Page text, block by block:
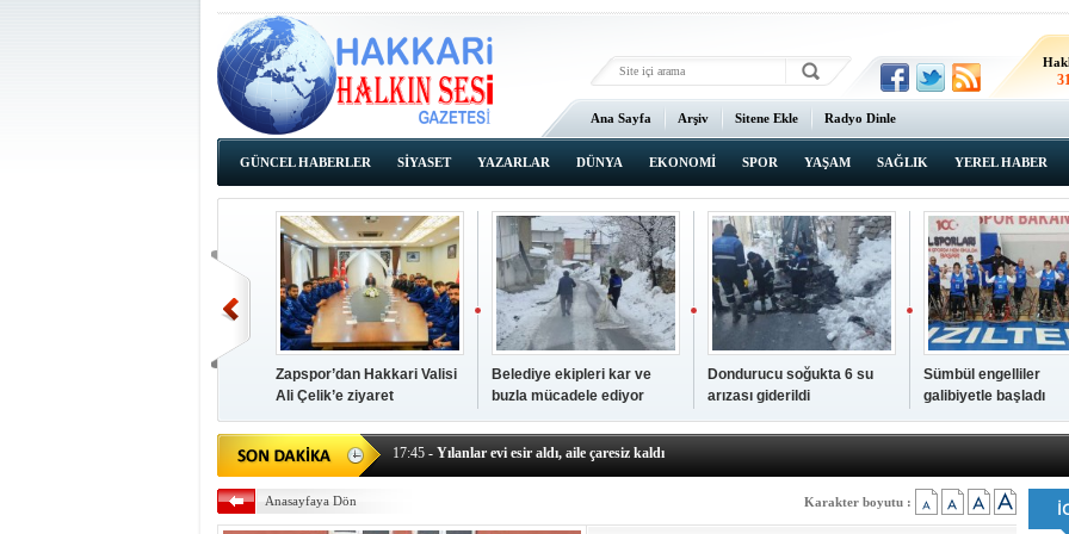
Ana Sayfa Arşiv Sitene Ekle Radyo Dinle
GÜNCEL HABERLER SİYASET YAZARLAR DÜNYA EKONOMİ SPOR YAŞAM SAĞLIK YEREL HABER
Zapspor’dan Hakkari Valisi
Ali Çelik’e ziyaret
Belediye ekipleri kar ve
buzla mücadele ediyor
Dondurucu soğukta 6 su
arızası giderildi
Sümbül engelliler
galibiyetle başladı
17:45 - Yılanlar evi esir aldı, aile çaresiz kaldı
17:43- Hakkari Cumhuriyet Başsavcısı Ufuk Turan görevine başladı
17:37- Başkan Büyüksu: Gençlerimiz için geleceğe yatırım yapıyoruz
Anasayfaya Dön Karakter boyutu :